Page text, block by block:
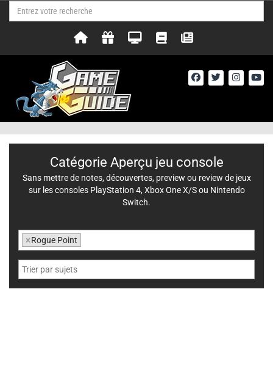
Catégorie Aperçu jeu console
Sans mettre de notes, découvertes, preview ou review de jeux
sur les consoles PlayStation 4, Xbox One X/S ou Nintendo
Switch.
×Rogue Point